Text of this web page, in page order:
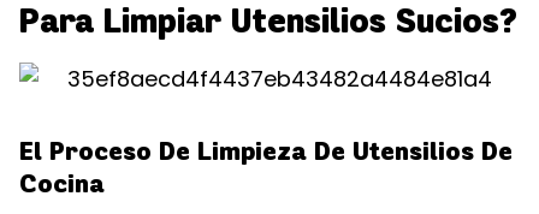
Para Limpiar Utensilios Sucios?
El Proceso De Limpieza De Utensilios De
Cocina